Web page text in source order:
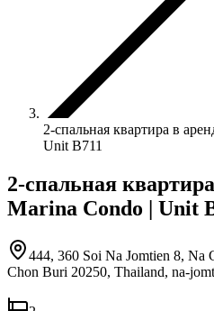
2-спальная квартира в
Unit B711
2-спальная
Marina Condo | Unit
444, 360 Soi Na Jomtien 8, Na
Chon Buri 20250, Thailand, na-